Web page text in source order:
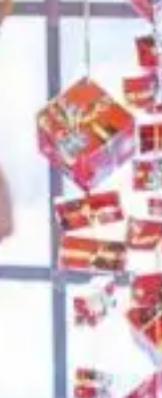
nog
geweest en
op de
jou ook